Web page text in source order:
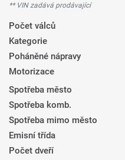
** VIN zadává prodávající
Počet válců
Kategorie
Poháněné nápravy
Motorizace
Spotřeba město
Spotřeba komb.
Spotřeba mimo město
Emisní třída
Počet dveří